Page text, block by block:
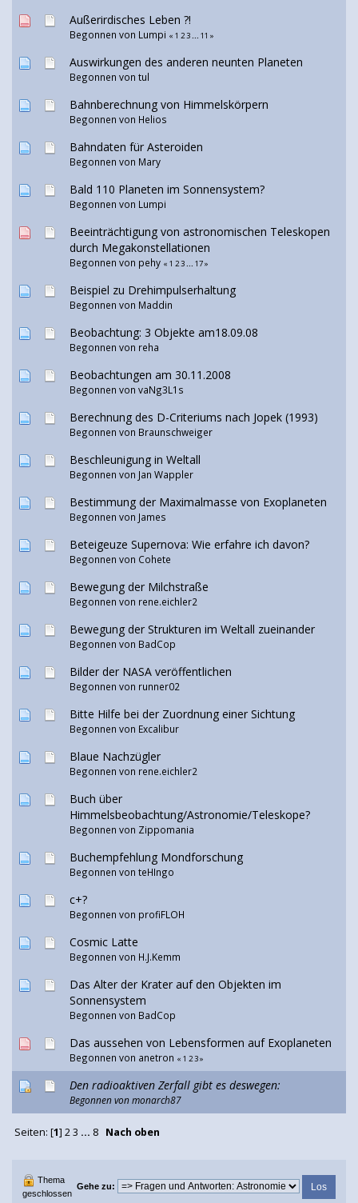
Außerirdisches Leben ?!
Begonnen von Lumpi « 1 23... 11 »
Auswirkungen des anderen neunten Planeten
Begonnen von tul
Bahnberechnung von Himmelskörpern
Begonnen von Helios
Bahndaten für Asteroiden
Begonnen von Mary
Bald 110 Planeten im Sonnensystem?
Begonnen von Lumpi
Beeinträchtigung von astronomischen Teleskopen
durch Megakonstellationen
Begonnen von pehy « 1 23... 17»
Beispiel zu Drehimpulserhaltung
Begonnen von Maddin
Beobachtung: 3 Objekte am18.09.08
Begonnen von reha
Beobachtungen am 30.11.2008
Begonnen von vaNg3L1s
Berechnung des D-Criteriums nach Jopek (1993)
Begonnen von Braunschweiger
Beschleunigung in Weltall
Begonnen von Jan Wappler
Bestimmung der Maximalmasse von Exoplaneten
Begonnen von James
Beteigeuze Supernova: Wie erfahre ich davon?
Begonnen von Cohete
Bewegung der Milchstraße
Begonnen von rene.eichler2
Bewegung der Strukturen im Weltall zueinander
Begonnen von BadCop
Bilder der NASA veröffentlichen
Begonnen von runner02
Bitte Hilfe bei der Zuordnung einer Sichtung
Begonnen von Excalibur
Blaue Nachzügler
Begonnen von rene.eichler2
Buch über
Himmelsbeobachtung/Astronomie/Teleskope?
Begonnen von Zippomania
Buchempfehlung Mondforschung
Begonnen von teHIngo
c+?
Begonnen von profiFLOH
Cosmic Latte
Begonnen von H.J.Kemm
Das Alter der Krater auf den Objekten im
Sonnensystem
Begonnen von BadCop
Das aussehen von Lebensformen auf Exoplaneten
Begonnen von anetron « 1 23»
Den radioaktiven Zerfall gibt es deswegen:
Begonnen von monarch87
Seiten: [1] 2 3 ... 8 Nach oben
Gehe zu:
Thema
geschlossen